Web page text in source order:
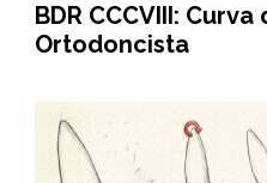
BDR CCCVIII:
Ortodoncista